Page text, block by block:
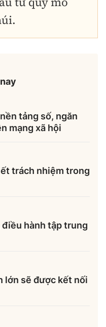
tảng số, ngăn
mạng xã hội
trách nhiệm trong
hành tập trung
lớn sẽ được kết nối